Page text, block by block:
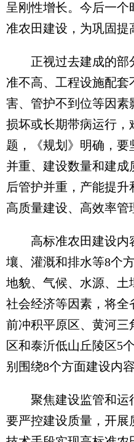
呈刚性增长。今后一
准农田建设，为巩固提
正视过去建成的部
准不高、工程设施配套
害、管护不到位等因素
损坏或长期带病运行，
题，《规划》明确，
并重、建设数量和建
后管护并重，产能提
高质量建设、高效率管
高标准农田建设内
壤、灌溉和排水等8个
地貌、气候、水源、土
社会经济等因素，将全
前冲积平原区、黄河三
区和泰沂低山丘陵区5
别围绕8个方面建设内
聚焦建设监管和运
要严控建设质量，开展